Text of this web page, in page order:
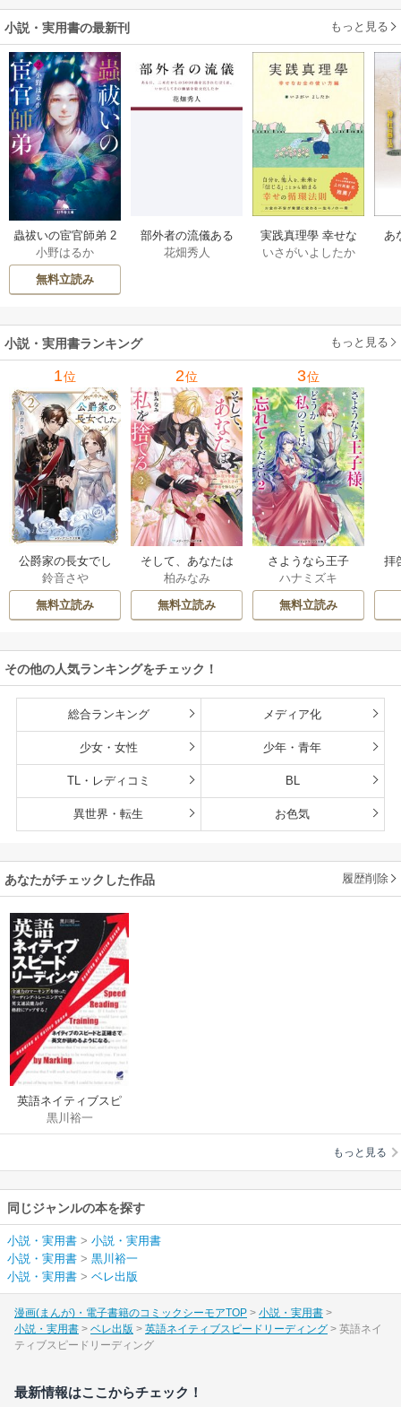
小説・実用書の最新刊 もっと見る
蟲祓いの宦官師弟 2
巻
小野はるか
無料立読み
部外者の流儀ある
日、三木たかしの5
したか 1巻
花畑秀人
実践真理學 幸せな
お金の使い方編 1巻
いさがいよしたか
あ
小説・実用書ランキング もっと見る
1位
公爵家の長女でし
た
鈴音さや
無料立読み
2位
そして、あなたは
私を捨てる
柏みなみ
無料立読み
3位
さようなら王子
様、どうか私のこ
とは忘れてくださ
い
ハナミズキ
無料立読み
拝
その他の人気ランキングをチェック！
総合ランキング メディア化
少女・女性 少年・青年
TL・レディコミ BL
異世界・転生 お色気
あなたがチェックした作品 履歴削除
英語ネイティブスピ
ードリーディング
黒川裕一
もっと見る
同じジャンルの本を探す
小説・実用書 > 小説・実用書
小説・実用書 > 黒川裕一
小説・実用書 > ベレ出版
漫画(まんが)・電子書籍のコミックシーモアTOP
小説・実用書
小説・実用書
ベレ出版 英語ネイティブスピードリーディング
英語ネイ
ティブスピードリーディング
最新情報はここからチェック！